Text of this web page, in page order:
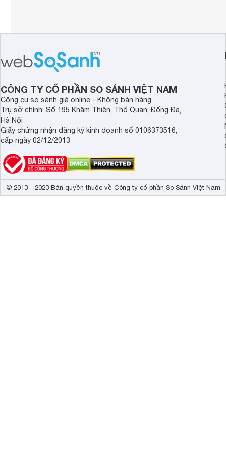
Chất lượng
CÔNG TY CỔ PHẦN SO SÁNH VIỆT NAM
Công cụ so sánh giá online - Không bán hàng
Trụ sở chính: Số 195 Khâm Thiên, Thổ Quan, Đống Đa,
Hà Nội
Giấy chứng nhận đăng ký kinh doanh số 0106373516,
cấp ngày 02/12/2013
© 2013 - 2023 Bản quyền thuộc về Công ty cổ phần So Sánh Việt Nam